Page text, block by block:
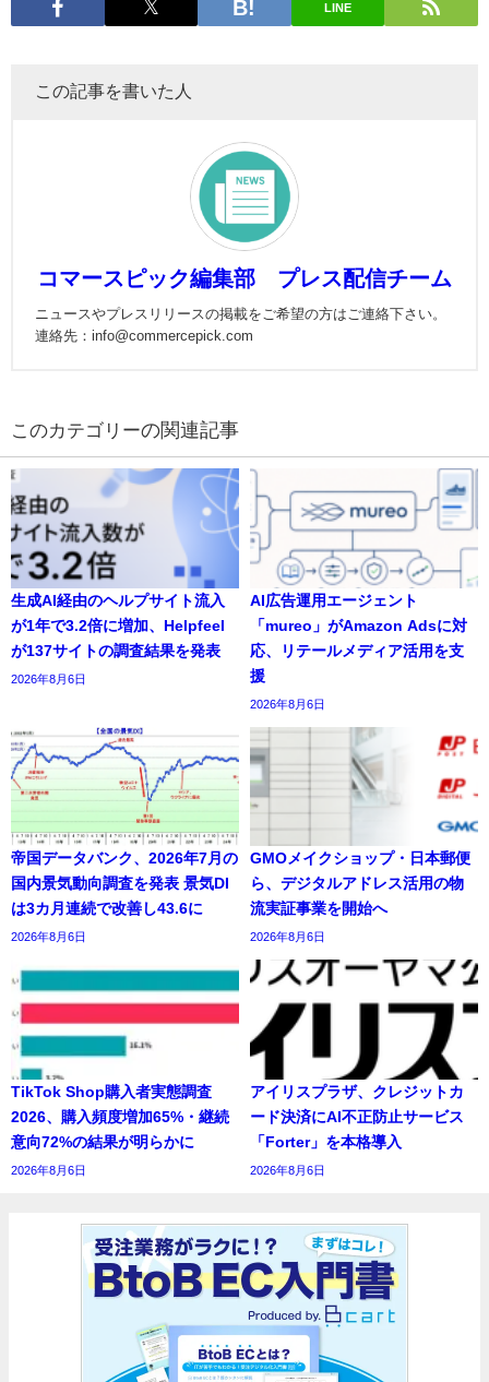
LINE
この記事を書いた人
コマースピック編集部 プレス配信チーム
ニュースやプレスリリースの掲載をご希望の方はご連絡下さい。
連絡先：info@commercepick.com
の関連記事
生成AI経由のヘルプサイト流入
が1年で3.2倍に増加、Helpfeel
が137サイトの調査結果を発表
2026年8月6日
AI広告運用エージェント
「mureo」がAmazon Adsに対
応、リテールメディア活用を支
援
2026年8月6日
帝国データバンク、2026年7月の
国内景気動向調査を発表 景気DI
は3カ月連続で改善し43.6に
2026年8月6日
GMOメイクショップ・日本郵便
ら、デジタルアドレス活用の物
流実証事業を開始へ
2026年8月6日
TikTok Shop購入者実態調査
2026、購入頻度増加65%・継続
意向72%の結果が明らかに
2026年8月6日
アイリスプラザ、クレジットカ
ード決済にAI不正防止サービス
「Forter」を本格導入
2026年8月6日